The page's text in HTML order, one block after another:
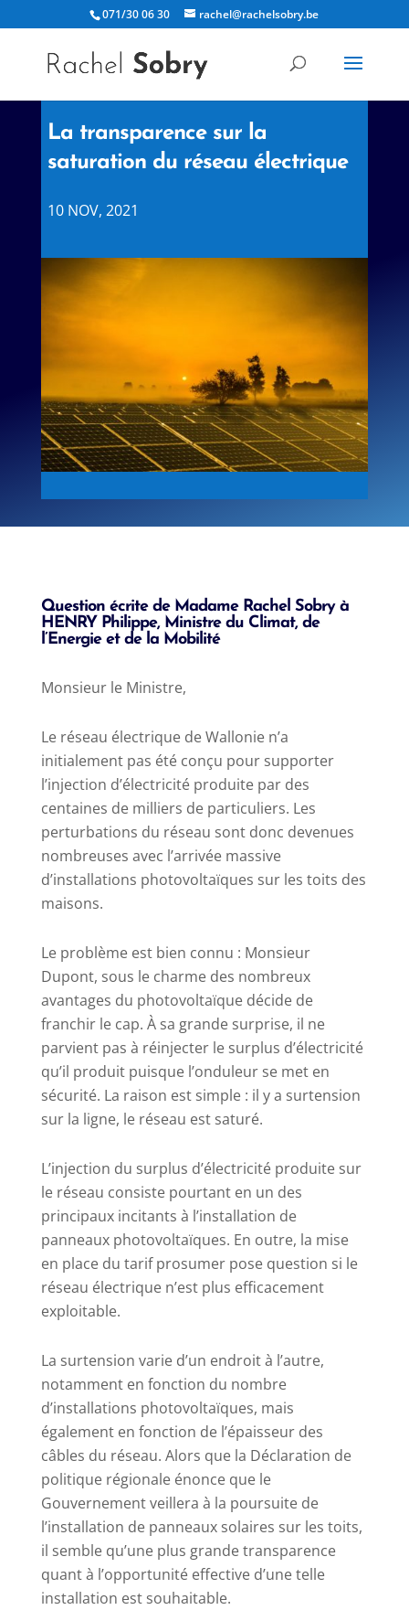
071/30 06 30 rachel@rachelsobry.be
La transparence sur la
saturation du réseau électrique
10 NOV, 2021
Question écrite de Madame Rachel Sobry à
HENRY Philippe, Ministre du Climat, de
l’Energie et de la Mobilité
Monsieur le Ministre,
Le réseau électrique de Wallonie n’a
initialement pas été conçu pour supporter
l’injection d’électricité produite par des
centaines de milliers de particuliers. Les
perturbations du réseau sont donc devenues
nombreuses avec l’arrivée massive
d’installations photovoltaïques sur les toits des
maisons.
Le problème est bien connu : Monsieur
Dupont, sous le charme des nombreux
avantages du photovoltaïque décide de
franchir le cap. À sa grande surprise, il ne
parvient pas à réinjecter le surplus d’électricité
qu’il produit puisque l’onduleur se met en
sécurité. La raison est simple : il y a surtension
sur la ligne, le réseau est saturé.
L’injection du surplus d’électricité produite sur
le réseau consiste pourtant en un des
principaux incitants à l’installation de
panneaux photovoltaïques. En outre, la mise
en place du tarif prosumer pose question si le
réseau électrique n’est plus efficacement
exploitable.
La surtension varie d’un endroit à l’autre,
notamment en fonction du nombre
d’installations photovoltaïques, mais
également en fonction de l’épaisseur des
câbles du réseau. Alors que la Déclaration de
politique régionale énonce que le
Gouvernement veillera à la poursuite de
l’installation de panneaux solaires sur les toits,
il semble qu’une plus grande transparence
quant à l’opportunité effective d’une telle
installation est souhaitable.